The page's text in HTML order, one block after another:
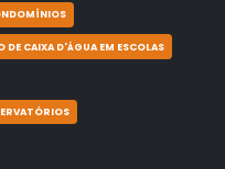
DE CAIXA D'ÁGUA EM ESCOLAS